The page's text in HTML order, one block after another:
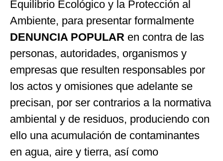
Equilibrio Ecológico y la Protección al
Ambiente, para presentar formalmente
DENUNCIA POPULAR en contra de las
personas, autoridades, organismos y
empresas que resulten responsables por
los actos y omisiones que adelante se
precisan, por ser contrarios a la normativa
ambiental y de residuos, produciendo con
ello una acumulación de contaminantes
en agua, aire y tierra, así como